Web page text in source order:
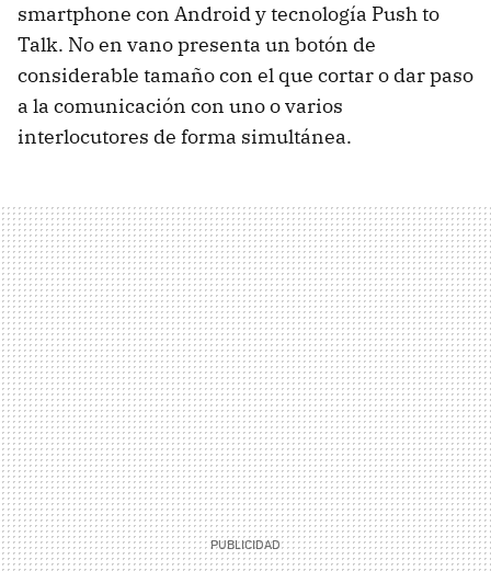
smartphone con Android y tecnología Push to
Talk. No en vano presenta un botón de
considerable tamaño con el que cortar o dar paso
a la comunicación con uno o varios
interlocutores de forma simultánea.